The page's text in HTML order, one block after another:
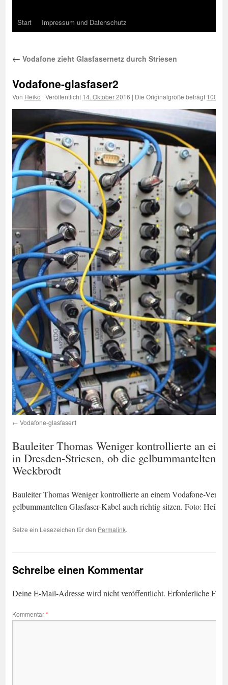
Start Impressum und Datenschutz
← Vodafone zieht Glasfasernetz durch Striesen
Vodafone-glasfaser2
Von Heiko | Veröffentlicht 14. Oktober 2016 | Die Originalgröße beträgt 1000 ×
Vodafone-glasfaser1
Bauleiter Thomas Weniger kontrollierte an
in Dresden-Striesen, ob die gelbummantelten
Weckbrodt
Bauleiter Thomas Weniger kontrollierte an einem Vodafone-
gelbummantelten Glasfaser-Kabel auch richtig sitzen. Foto: Heiko
Setze ein Lesezeichen für den Permalink.
Schreibe einen Kommentar
Deine E-Mail-Adresse wird nicht veröffentlicht. Erforderliche
Kommentar*